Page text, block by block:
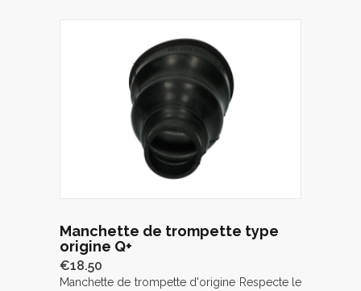
Manchette de trompette type
origine Q+
€18.50
Manchette de trompette d'origine Respecte le